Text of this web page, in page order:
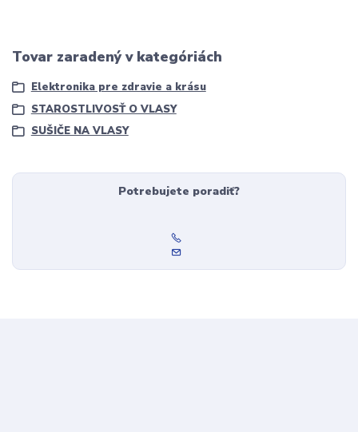
Tovar zaradený v kategóriách
Elektronika pre zdravie a krásu
STAROSTLIVOSŤ O VLASY
SUŠIČE NA VLASY
Potrebujete poradiť?